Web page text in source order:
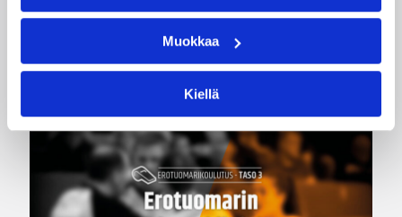
Muokkaa
Kiellä
Haaste tarjoaa seuroille valmiin konseptin
innostaa mukaan uusia pelaajia ja syventää
yhteistyötä koulujen kanssa.